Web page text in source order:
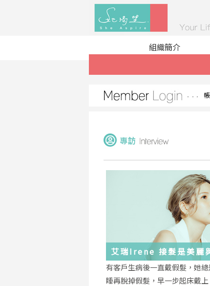
組織簡介
艾瑞Irene 接髮是美麗
化身
有客戶生病後一直戴假髮，她
睡再脫掉假髮，早一步起床戴